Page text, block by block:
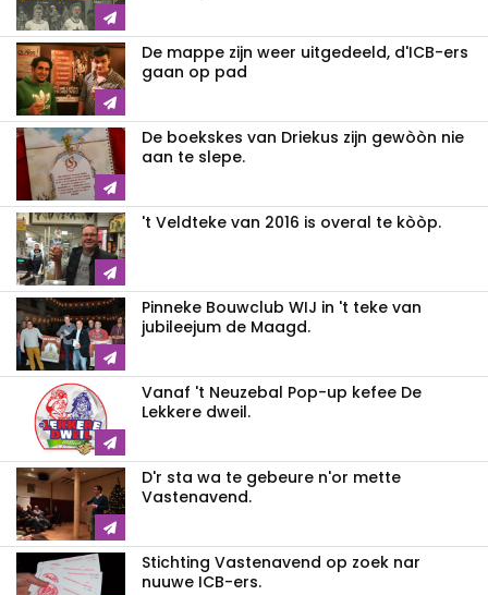
De mappe zijn weer uitgedeeld, d'ICB-ers
gaan op pad
De boekskes van Driekus zijn gewòòn nie
aan te slepe.
't Veldteke van 2016 is overal te kòòp.
Pinneke Bouwclub WIJ in 't teke van
jubileejum de Maagd.
Vanaf 't Neuzebal Pop-up kefee De
Lekkere dweil.
D'r sta wa te gebeure n'or mette
Vastenavend.
Stichting Vastenavend op zoek nar
nuuwe ICB-ers.